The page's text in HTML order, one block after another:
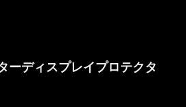
ディスプレイプロテクタ